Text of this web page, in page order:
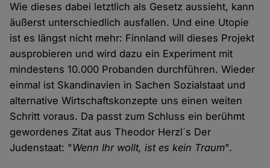
Wie dieses dabei letztlich als Gesetz aussieht, kann
äußerst unterschiedlich ausfallen. Und eine Utopie
ist es längst nicht mehr: Finnland will dieses Projekt
ausprobieren und wird dazu ein Experiment mit
mindestens 10.000 Probanden durchführen. Wieder
einmal ist Skandinavien in Sachen Sozialstaat und
alternative Wirtschaftskonzepte uns einen weiten
Schritt voraus. Da passt zum Schluss ein berühmt
gewordenes Zitat aus Theodor Herzl´s Der
Judenstaat: "Wenn Ihr wollt, ist es kein Traum".